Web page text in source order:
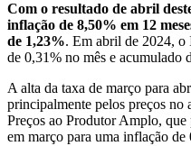
Com o resultado de abril
inflação de 8,50% em 12
de 1,23%. Em abril de 2024, o
de 0,31% no mês e acumulado
A alta da taxa de março para
principalmente pelos preços no
Preços ao Produtor Amplo, que
em março para uma inflação